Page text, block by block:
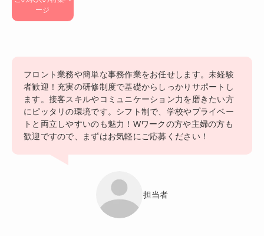
ージ
フロント業務や簡単な事務作業をお任せします。未経験
者歓迎！充実の研修制度で基礎からしっかりサポートし
ます。接客スキルやコミュニケーション力を磨きたい方
にピッタリの環境です。シフト制で、学校やプライベー
トと両立しやすいのも魅力！Wワークの方や主婦の方も
歓迎ですので、まずはお気軽にご応募ください！
担当者